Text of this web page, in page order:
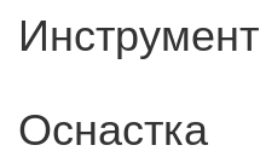
Инструмент
Оснастка